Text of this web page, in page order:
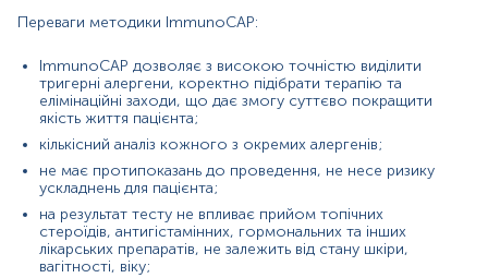
Кров відбирається натщесерце (через 8-12 год після прийому
Напередодні рекомендовано виключити жирну їжу, стресові
навантаження та обмежити фізичну активність. Якщо відмінити
прийом ліків неможливо, потрібно повідомити про це
адміністратора.
В день дослідження допускається вживання невеликої кількості
Переваги методики ІmmunoCAP:
ІmmunoCAP дозволяє з високою точністю виділити
тригерні алергени, коректно підібрати терапію та
елімінаційні заходи, що дає змогу суттєво покращити
якість життя пацієнта;
кількісний аналіз кожного з окремих алергенів;
не має протипоказань до проведення, не несе ризику
ускладнень для пацієнта;
на результат тесту не впливає прийом топічних
стероїдів, антигістамінних, гормональних та інших
лікарських препаратів, не залежить від стану шкіри,
вагітності, віку;